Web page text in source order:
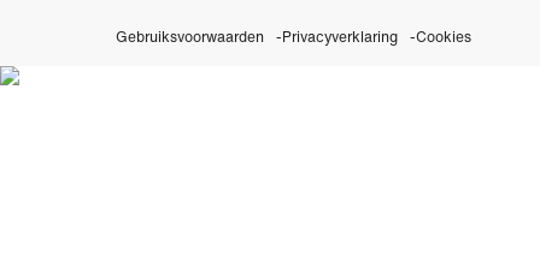
Gebruiksvoorwaarden Privacyverklaring Cookies